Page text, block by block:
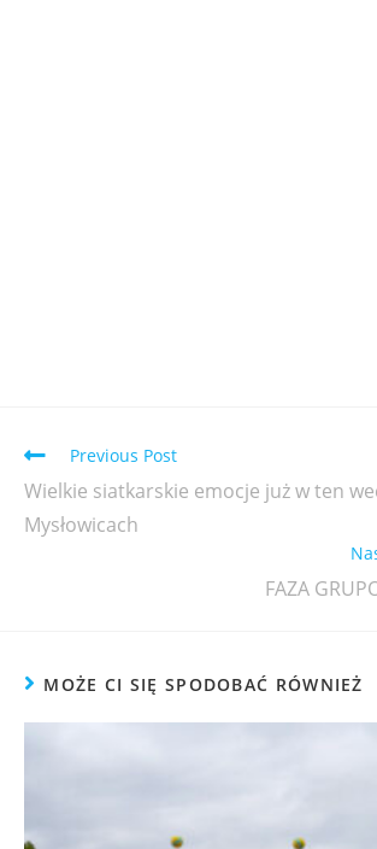
Previous Post
Wielkie siatkarskie emocje już w ten
Mysłowicach
FAZA
MOŻE CI SIĘ SPODOBAĆ RÓWNIEŻ